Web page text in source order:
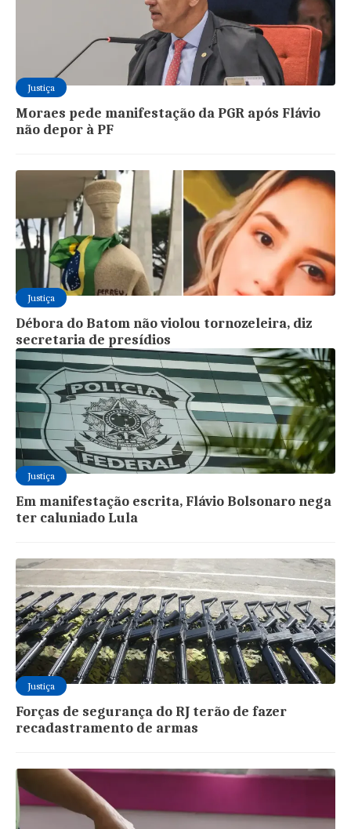
Justiça
Moraes pede manifestação da PGR após Flávio
não depor à PF
Justiça
Débora do Batom não violou tornozeleira, diz
secretaria de presídios
Justiça
Em manifestação escrita, Flávio Bolsonaro nega
ter caluniado Lula
Justiça
Forças de segurança do RJ terão de fazer
recadastramento de armas